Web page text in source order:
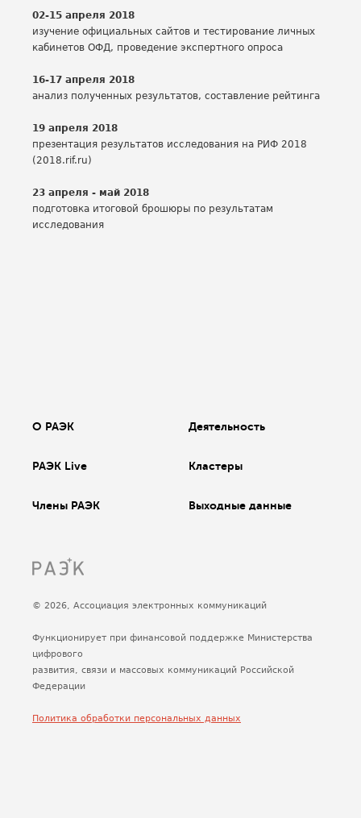
02-15 апреля 2018
изучение официальных сайтов и тестирование личных
кабинетов ОФД, проведение экспертного опроса
16-17 апреля 2018
анализ полученных результатов, составление рейтинга
19 апреля 2018
презентация результатов исследования на РИФ 2018
(2018.rif.ru)
23 апреля - май 2018
подготовка итоговой брошюры по результатам
исследования
О РАЭК Деятельность
РАЭК Live Кластеры
Члены РАЭК Выходные данные
© 2026, Ассоциация электронных коммуникаций
Функционирует при финансовой поддержке Министерства
цифрового
развития, связи и массовых коммуникаций Российской
Федерации
Политика обработки персональных данных